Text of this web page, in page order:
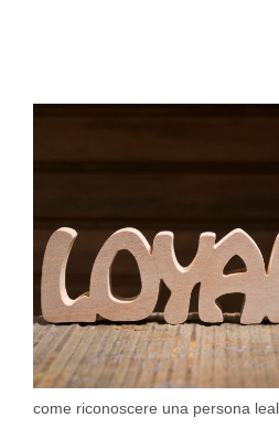
come riconoscere una persona